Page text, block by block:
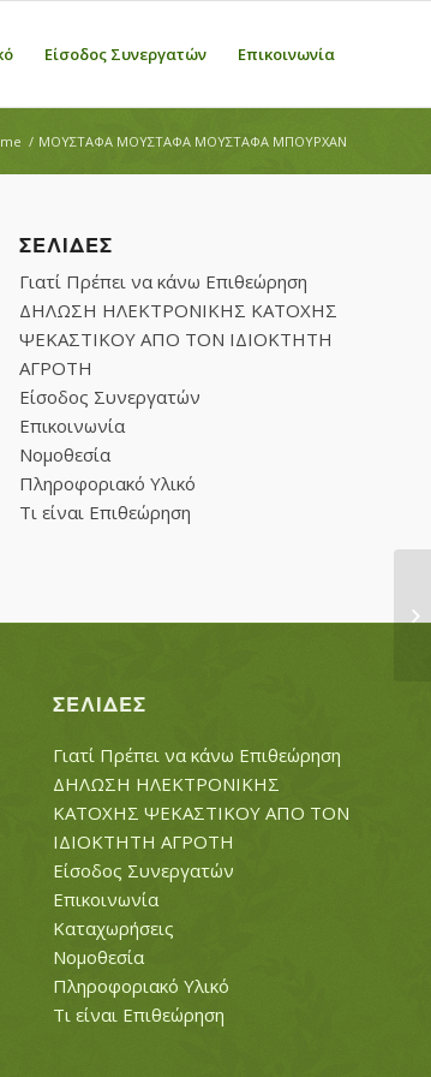
Είσοδος Συνεργατών Επικοινωνία
/ ΜΟΥΣΤΑΦΑ ΜΟΥΣΤΑΦΑ ΜΟΥΣΤΑΦΑ ΜΠΟΥΡΧΑΝ
ΣΕΛΊΔΕΣ
Γιατί Πρέπει να κάνω Επιθεώρηση
ΔΗΛΩΣΗ ΗΛΕΚΤΡΟΝΙΚΗΣ ΚΑΤΟΧΗΣ
ΨΕΚΑΣΤΙΚΟΥ ΑΠΟ ΤΟΝ ΙΔΙΟΚΤΗΤΗ
ΑΓΡΟΤΗ
Είσοδος Συνεργατών
Επικοινωνία
Νομοθεσία
Πληροφοριακό Υλικό
Τι είναι Επιθεώρηση
ΣΕΛΊΔΕΣ
Γιατί Πρέπει να κάνω Επιθεώρηση
ΔΗΛΩΣΗ ΗΛΕΚΤΡΟΝΙΚΗΣ
ΚΑΤΟΧΗΣ ΨΕΚΑΣΤΙΚΟΥ ΑΠΟ ΤΟΝ
ΙΔΙΟΚΤΗΤΗ ΑΓΡΟΤΗ
Είσοδος Συνεργατών
Επικοινωνία
Καταχωρήσεις
Νομοθεσία
Πληροφοριακό Υλικό
Τι είναι Επιθεώρηση